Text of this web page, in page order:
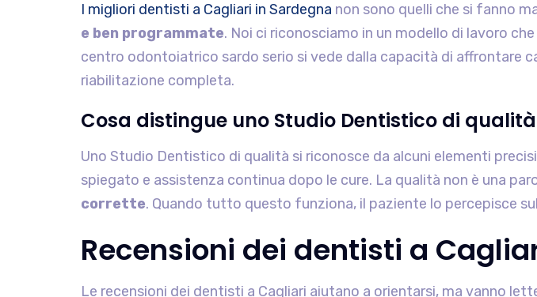
I migliori dentisti a Cagliari in Sardegna non sono quelli che si fanno
e ben programmate. Noi ci riconosciamo in un modello di lavoro
centro odontoiatrico sardo serio si vede dalla capacità di affrontare
riabilitazione completa.
Cosa distingue uno Studio Dentistico di qualità
Uno Studio Dentistico di qualità si riconosce da alcuni elementi
spiegato e assistenza continua dopo le cure. La qualità non è una
corrette. Quando tutto questo funziona, il paziente lo percepisce
Recensioni dei dentisti a
Le recensioni dei dentisti a Cagliari aiutano a orientarsi, ma vanno